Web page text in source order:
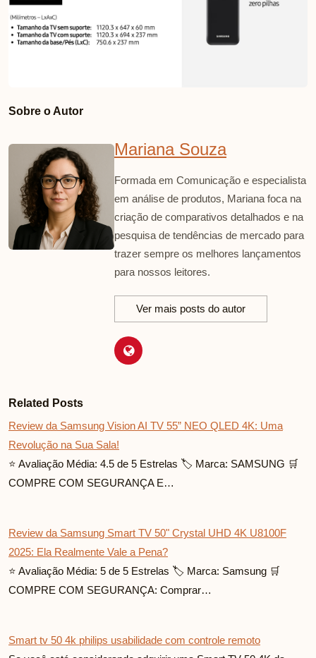
Sobre o Autor
Mariana Souza
Formada em Comunicação e especialista
em análise de produtos, Mariana foca na
criação de comparativos detalhados e na
pesquisa de tendências de mercado para
trazer sempre os melhores lançamentos
para nossos leitores.
Ver mais posts do autor
Related Posts
Review da Samsung Vision AI TV 55” NEO QLED 4K: Uma
Revolução na Sua Sala!
⭐ Avaliação Média: 4.5 de 5 Estrelas 🏷️ Marca: SAMSUNG 🛒
COMPRE COM SEGURANÇA E…
Review da Samsung Smart TV 50" Crystal UHD 4K U8100F
2025: Ela Realmente Vale a Pena?
⭐ Avaliação Média: 5 de 5 Estrelas 🏷️ Marca: Samsung 🛒
COMPRE COM SEGURANÇA: Comprar…
Smart tv 50 4k philips usabilidade com controle remoto